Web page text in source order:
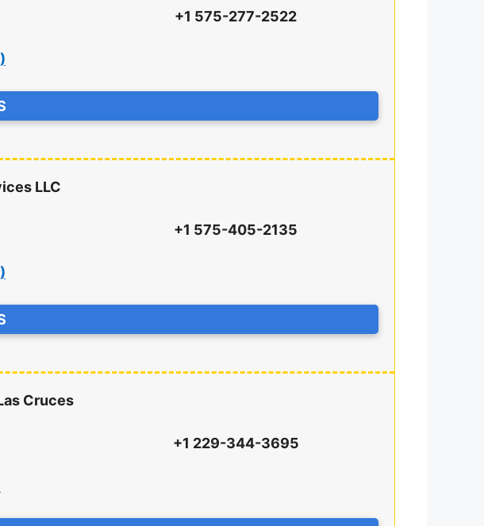
)
+1 575-277-2522
LLC
)
+1 575-405-2135
Cruces
+1 229-344-3695